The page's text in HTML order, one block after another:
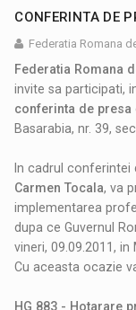
CONFERINTA DE
Federatia Romana
Federatia Romana
invite sa participati,
conferinta de presa
Basarabia, nr. 39,
In cadrul conferintei
Carmen Tocala, va
implementarea
dupa ce Guvernul
vineri, 09.09.2011, in
Cu aceasta ocazie
HG 883 - Hotarare